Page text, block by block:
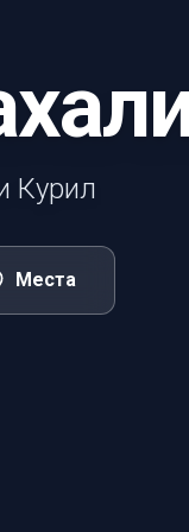
Курил
Места